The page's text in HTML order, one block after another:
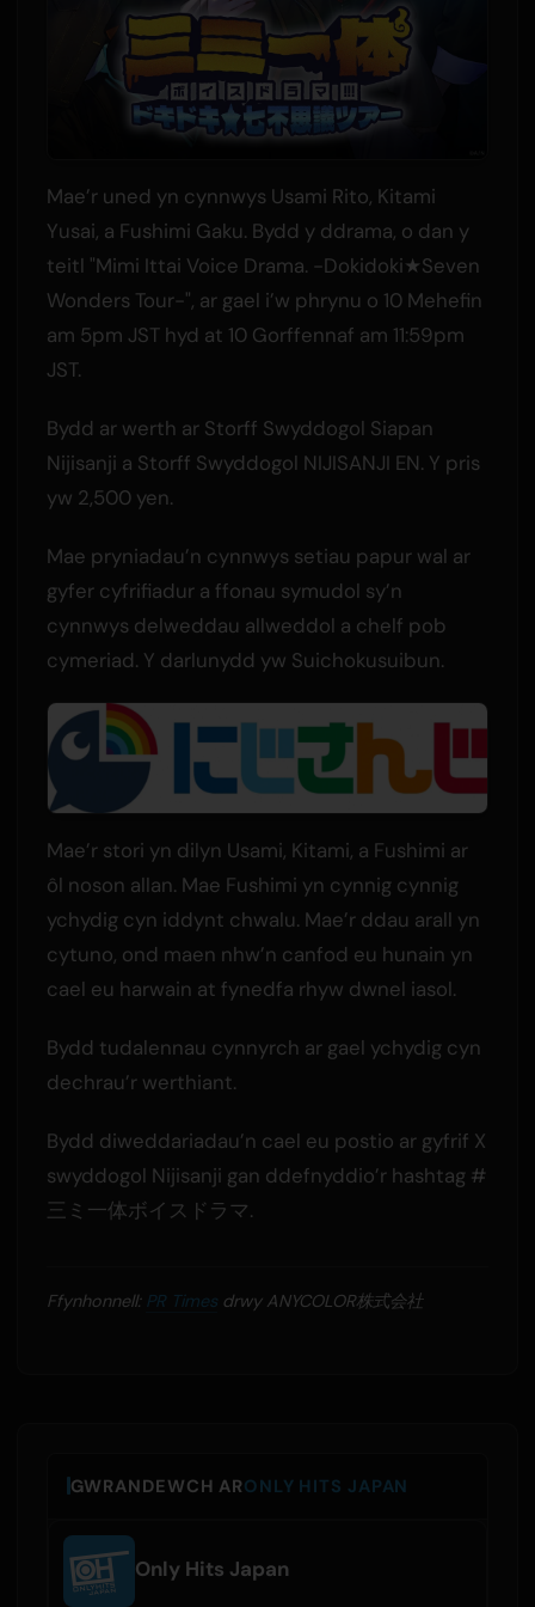
Mae’r uned yn cynnwys Usami Rito, Kitami
Yusai, a Fushimi Gaku. Bydd y ddrama, o dan y
teitl "Mimi Ittai Voice Drama. -Dokidoki★Seven
Wonders Tour-", ar gael i’w phrynu o 10 Mehefin
am 5pm JST hyd at 10 Gorffennaf am 11:59pm
JST.
Bydd ar werth ar Storff Swyddogol Siapan
Nijisanji a Storff Swyddogol NIJISANJI EN. Y pris
yw 2,500 yen.
Mae pryniadau’n cynnwys setiau papur wal ar
gyfer cyfrifiadur a ffonau symudol sy’n
cynnwys delweddau allweddol a chelf pob
cymeriad. Y darlunydd yw Suichokusuibun.
Mae’r stori yn dilyn Usami, Kitami, a Fushimi ar
ôl noson allan. Mae Fushimi yn cynnig cynnig
ychydig cyn iddynt chwalu. Mae’r ddau arall yn
cytuno, ond maen nhw’n canfod eu hunain yn
cael eu harwain at fynedfa rhyw dwnel iasol.
Bydd tudalennau cynnyrch ar gael ychydig cyn
dechrau’r werthiant.
Bydd diweddariadau’n cael eu postio ar gyfrif X
swyddogol Nijisanji gan ddefnyddio’r hashtag #
三ミ一体ボイスドラマ.
Ffynhonnell: PR Timesdrwy ANYCOLOR株式会社
GWRANDEWCH ARONLY HITS JAPAN
Only Hits Japan